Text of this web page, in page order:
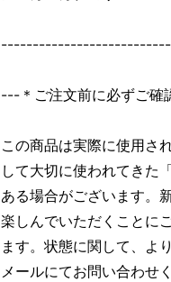
---＊ご注文前に必ずご
この商品は実際に使用さ
して大切に使われてきた
ある場合がございます。
楽しんでいただくことに
ます。状態に関して、よ
メールにてお問い合わせ